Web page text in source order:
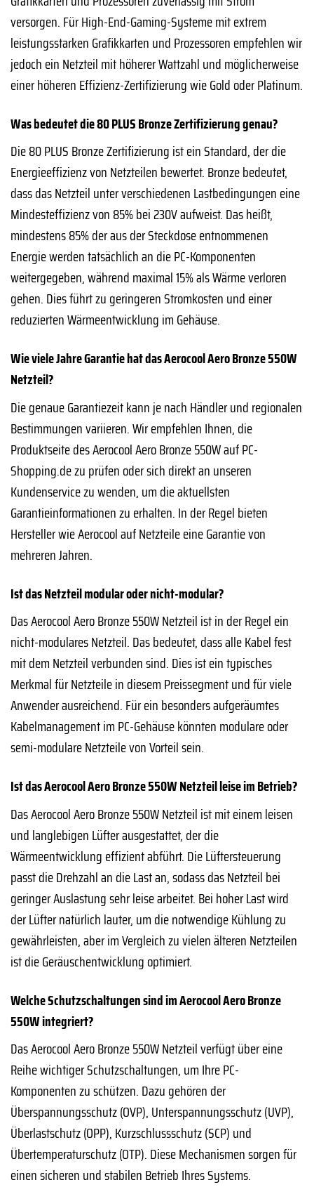
versorgen. Für High-End-Gaming-Systeme mit extrem
leistungsstarken Grafikkarten und Prozessoren empfehlen wir
jedoch ein Netzteil mit höherer Wattzahl und möglicherweise
einer höheren Effizienz-Zertifizierung wie Gold oder Platinum.
Was bedeutet die 80 PLUS Bronze Zertifizierung genau?
Die 80 PLUS Bronze Zertifizierung ist ein Standard, der die
Energieeffizienz von Netzteilen bewertet. Bronze bedeutet,
dass das Netzteil unter verschiedenen Lastbedingungen eine
Mindesteffizienz von 85% bei 230V aufweist. Das heißt,
mindestens 85% der aus der Steckdose entnommenen
Energie werden tatsächlich an die PC-Komponenten
weitergegeben, während maximal 15% als Wärme verloren
gehen. Dies führt zu geringeren Stromkosten und einer
reduzierten Wärmeentwicklung im Gehäuse.
Wie viele Jahre Garantie hat das Aerocool Aero Bronze 550W
Netzteil?
Die genaue Garantiezeit kann je nach Händler und regionalen
Bestimmungen variieren. Wir empfehlen Ihnen, die
Produktseite des Aerocool Aero Bronze 550W auf PC-
Shopping.de zu prüfen oder sich direkt an unseren
Kundenservice zu wenden, um die aktuellsten
Garantieinformationen zu erhalten. In der Regel bieten
Hersteller wie Aerocool auf Netzteile eine Garantie von
mehreren Jahren.
Ist das Netzteil modular oder nicht-modular?
Das Aerocool Aero Bronze 550W Netzteil ist in der Regel ein
nicht-modulares Netzteil. Das bedeutet, dass alle Kabel fest
mit dem Netzteil verbunden sind. Dies ist ein typisches
Merkmal für Netzteile in diesem Preissegment und für viele
Anwender ausreichend. Für ein besonders aufgeräumtes
Kabelmanagement im PC-Gehäuse könnten modulare oder
semi-modulare Netzteile von Vorteil sein.
Ist das Aerocool Aero Bronze 550W Netzteil leise im Betrieb?
Das Aerocool Aero Bronze 550W Netzteil ist mit einem leisen
und langlebigen Lüfter ausgestattet, der die
Wärmeentwicklung effizient abführt. Die Lüftersteuerung
passt die Drehzahl an die Last an, sodass das Netzteil bei
geringer Auslastung sehr leise arbeitet. Bei hoher Last wird
der Lüfter natürlich lauter, um die notwendige Kühlung zu
gewährleisten, aber im Vergleich zu vielen älteren Netzteilen
ist die Geräuschentwicklung optimiert.
Welche Schutzschaltungen sind im Aerocool Aero Bronze
550W integriert?
Das Aerocool Aero Bronze 550W Netzteil verfügt über eine
Reihe wichtiger Schutzschaltungen, um Ihre PC-
Komponenten zu schützen. Dazu gehören der
Überspannungsschutz (OVP), Unterspannungsschutz (UVP),
Überlastschutz (OPP), Kurzschlussschutz (SCP) und
Übertemperaturschutz (OTP). Diese Mechanismen sorgen für
einen sicheren und stabilen Betrieb Ihres Systems.